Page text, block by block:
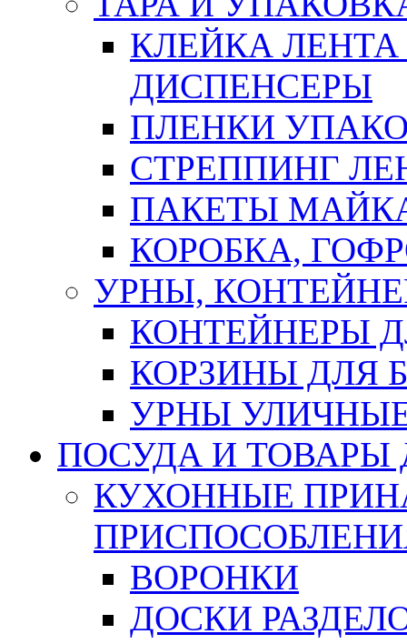
КЛЕЙКА
ДИСПЕНСЕРЫ
ПЛЕНКИ
СТРЕППИНГ
ПАКЕТЫ
КОРОБКА,
УРНЫ,
КОНТЕЙНЕРЫ
КОРЗИНЫ ДЛЯ
УРНЫ
ПОСУДА И ТОВАРЫ
КУХОННЫЕ
ВОРОНКИ
ДОСКИ